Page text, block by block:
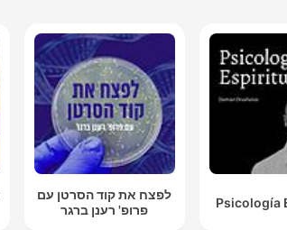
לפצח את קוד הסרטן עם
פרופ' רענן ברגר
Psicología